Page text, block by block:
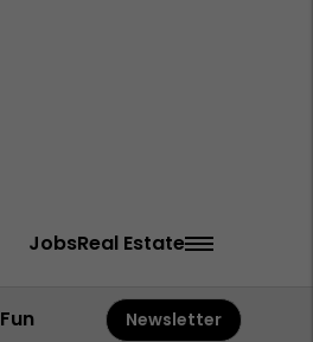
JobsReal Estate
Fun Newsletter